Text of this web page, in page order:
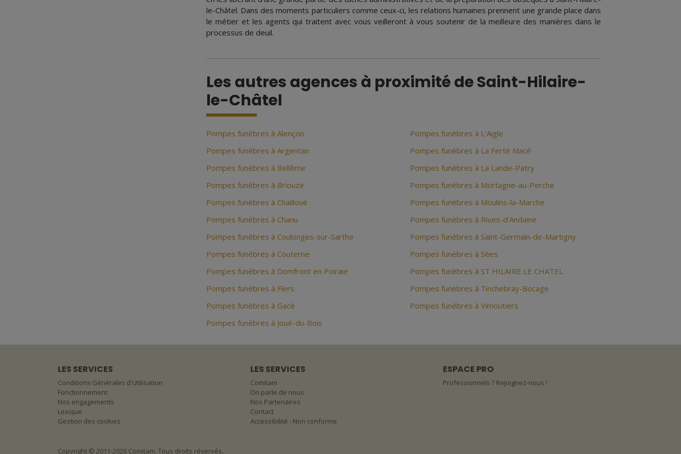
le-Châtel. Dans des moments particuliers comme ceux-ci, les relations humaines prennent une grande place dans
le métier et les agents qui traitent avec vous veilleront à vous soutenir de la meilleure des manières dans le
processus de deuil.
Les autres agences à proximité de Saint-Hilaire-
le-Châtel
Pompes funèbres à Alençon
Pompes funèbres à Argentan
Pompes funèbres à Bellême
Pompes funèbres à Briouze
Pompes funèbres à Chailloué
Pompes funèbres à Chanu
Pompes funèbres à Coulonges-sur-Sarthe
Pompes funèbres à Couterne
Pompes funèbres à Domfront en Poiraie
Pompes funèbres à Flers
Pompes funèbres à Gacé
Pompes funèbres à Joué-du-Bois
Pompes funèbres à L'Aigle
Pompes funèbres à La Ferté Macé
Pompes funèbres à La Lande-Patry
Pompes funèbres à Mortagne-au-Perche
Pompes funèbres à Moulins-la-Marche
Pompes funèbres à Rives-d'Andaine
Pompes funèbres à Saint-Germain-de-Martigny
Pompes funèbres à Sées
Pompes funèbres à ST HILAIRE LE CHATEL
Pompes funèbres à Tinchebray-Bocage
Pompes funèbres à Vimoutiers
LES SERVICES
Conditions Générales d'Utilisation
Fonctionnement
Nos engagements
Lexique
Gestion des cookies
LES SERVICES
Comitam
On parle de nous
Nos Partenaires
Contact
Accessibilité - Non conforme
ESPACE PRO
Professionnels ? Rejoignez-nous !
Copyright © 2011-2026 Comitam. Tous droits réservés.